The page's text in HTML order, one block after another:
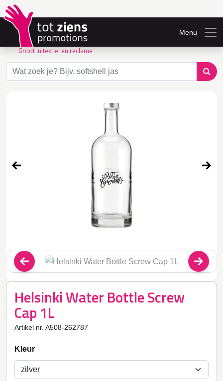
Groot in textiel en reclame
Menu
Helsinki Water Bottle Screw
Cap 1L
Artikel nr. A508-262787
Kleur